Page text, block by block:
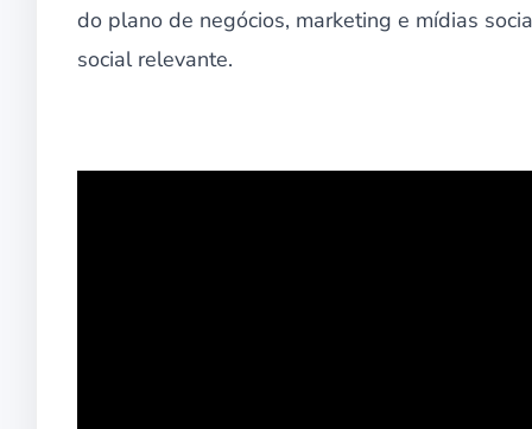
do plano de negócios, marketing e mídias
social relevante.